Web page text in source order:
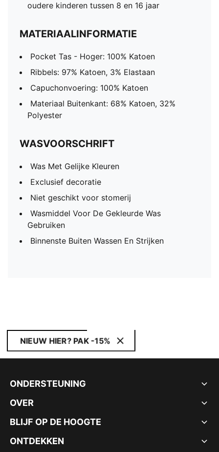
oudere kinderen tussen 8 en 16 jaar
MATERIAALINFORMATIE
Pocket Tas - Hoger: 100% Katoen
Ribbels: 97% Katoen, 3% Elastaan
Capuchonvoering: 100% Katoen
Materiaal Buitenkant: 68% Katoen, 32%
Polyester
WASVOORSCHRIFT
Was Met Gelijke Kleuren
Exclusief decoratie
Niet geschikt voor stomerij
Wasmiddel Voor De Gekleurde Was
Gebruiken
Binnenste Buiten Wassen En Strijken
NIEUW HIER? PAK -15%
ONDERSTEUNING
OVER
BLIJF OP DE HOOGTE
ONTDEKKEN